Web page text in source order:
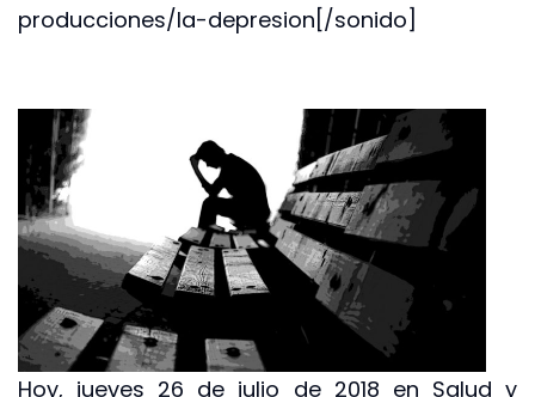
producciones/la-depresion[/sonido]
Hoy, jueves 26 de julio de 2018 en Salud y